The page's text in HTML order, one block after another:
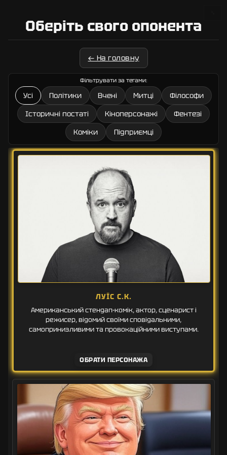
Оберіть свого опонента
← На головну
Фільтрувати за тегами:
Усі Політики Вчені Митці
Філософи
Історичні постаті
Кіноперсонажі
Фентезі
Коміки
Підприємці
ЛУЇС С.К.
Американський стендап-комік, актор, сценарист і
режисер, відомий своїми сповідальними,
самопринизливими та провокаційними виступами.
ОБРАТИ ПЕРСОНАЖА